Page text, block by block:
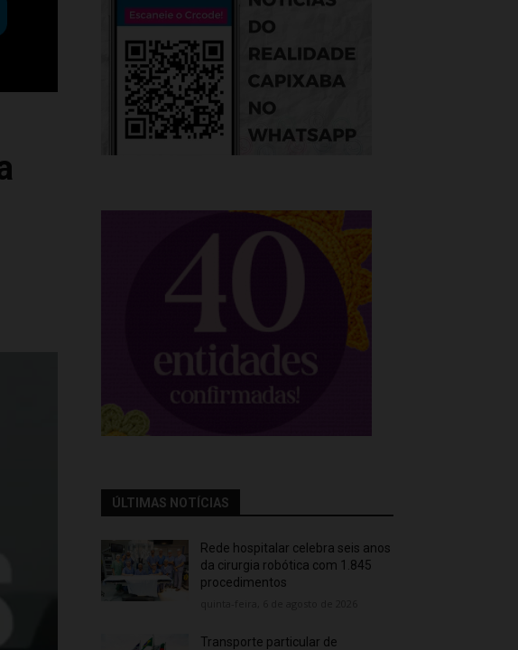
ÚLTIMAS NOTÍCIAS
Rede hospitalar celebra seis anos
da cirurgia robótica com 1.845
procedimentos
Transporte particular de